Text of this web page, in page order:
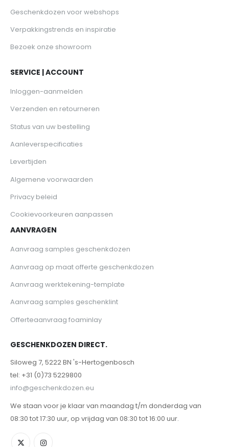
Geschenkdozen voor webshops
Verpakkingstrends en inspiratie
Bezoek onze showroom
SERVICE | ACCOUNT
Inloggen-aanmelden
Verzenden en retourneren
Status van uw bestelling
Aanleverspecificaties
Levertijden
Algemene voorwaarden
Privacy beleid
Cookievoorkeuren aanpassen
AANVRAGEN
Aanvraag samples geschenkdozen
Aanvraag op maat offerte geschenkdozen
Aanvraag werktekening-template
Aanvraag samples geschenklint
Offerteaanvraag foaminlay
GESCHENKDOZEN DIRECT.
Siloweg 7, 5222 BN 's-Hertogenbosch
tel: +31 (0)73 5229800
info@geschenkdozen.eu
We staan voor je klaar van maandag t/m donderdag van
08:30 tot 17:30 uur, op vrijdag van 08:30 tot 16:00 uur.